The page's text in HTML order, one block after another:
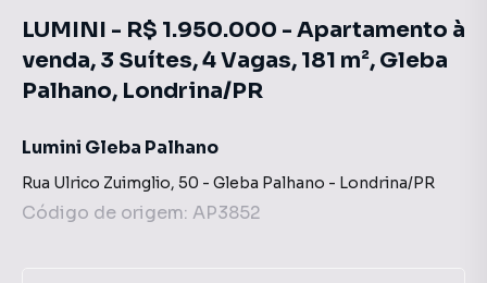
LUMINI - R$ 1.950.000 - Apartamento à
venda, 3 Suítes, 4 Vagas, 181 m², Gleba
Palhano, Londrina/PR
Lumini Gleba Palhano
Rua Ulrico Zuimglio, 50 - Gleba Palhano - Londrina/PR
Código de origem: AP3852